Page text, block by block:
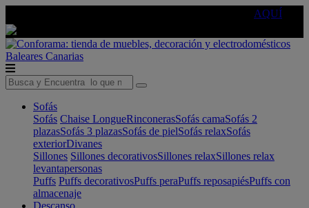
AQUÍ
Baleares Canarias
Sofás
Sofás Chaise LongueRinconerasSofás camaSofás 2
plazasSofás 3 plazasSofás de pielSofás relaxSofás
exteriorDivanes
Sillones Sillones decorativosSillones relaxSillones relax
levantapersonas
Puffs Puffs decorativosPuffs peraPuffs reposapiésPuffs con
almacenaje
Descanso